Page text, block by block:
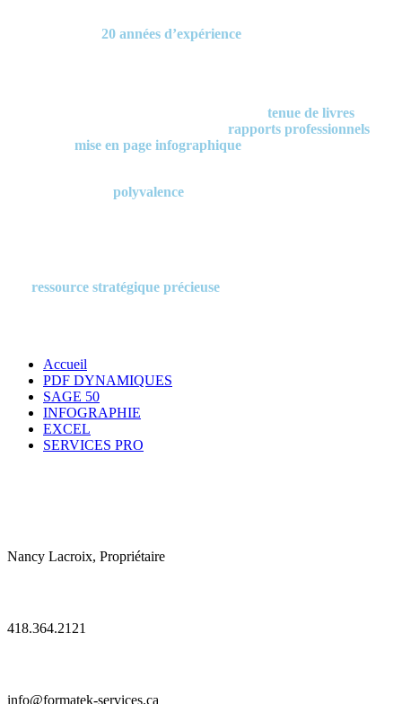
20 années d’expérience
tenue de livres
rapports professionnels
mise en page infographique
polyvalence
ressource stratégique précieuse
Accueil
PDF DYNAMIQUES
SAGE 50
INFOGRAPHIE
EXCEL
SERVICES PRO
Nancy Lacroix, Propriétaire
418.364.2121
info@formatek-services.ca